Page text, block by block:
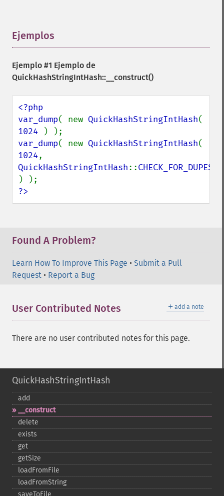
Ejemplos
Ejemplo #1 Ejemplo de
QuickHashStringIntHash::__construct()
<?php
var_dump( new QuickHashStringIntHash
1024
var_dump( new QuickHashStringIntHash
1024
QuickHashStringIntHash::
?>
Found A Problem?
Learn How To Improve This Page • Submit a Pull
Request • Report a Bug
＋ add a note
User Contributed Notes
There are no user contributed notes for this page.
QuickHashStringIntHash
add
_​_​construct
delete
exists
get
getSize
loadFromFile
loadFromString
saveToFile